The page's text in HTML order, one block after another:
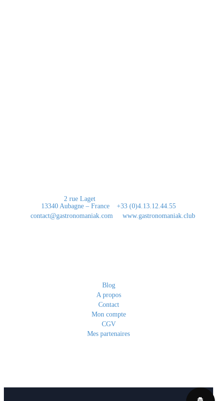
2 rue Laget
13340 Aubagne – France
+33 (0)4.13.12.44.55
contact@gastronomaniak.com
www.gastronomaniak.club
Blog
A propos
Contact
Mon compte
CGV
Mes partenaires